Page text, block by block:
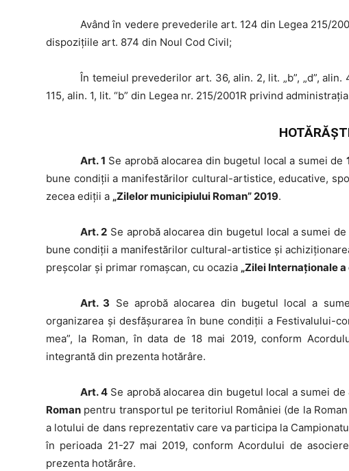
Având în vedere prevederile art. 124 din Legea 215/
dispozițiile art. 874 din Noul Cod Civil;
În temeiul prevederilor art. 36, alin. 2, lit. „b”, „d”,
115, alin. 1, lit. “b” din Legea nr. 215/2001R privind
Art. 1 Se aprobă alocarea din bugetul local a sumei de
bune condiții a manifestărilor cultural-artistice, educative,
zecea ediții a „Zilelor municipiului Roman” 2019.
Art. 2 Se aprobă alocarea din bugetul local a sumei de
bune condiții a manifestărilor cultural-artistice și
preșcolar și primar romașcan, cu ocazia „Zilei Internaționale a
Art. 3 Se aprobă alocarea din bugetul local a
organizarea și desfășurarea în bune condiții a Festivalului-
mea”, la Roman, în data de 18 mai 2019, conform
integrantă din prezenta hotărâre.
Art. 4Se aprobă alocarea din bugetul local a sumei de
Roman pentru transportul pe teritoriul României (de la
a lotului de dans reprezentativ care va participa la
în perioada 21-27 mai 2019, conform Acordului de
prezenta hotărâre.